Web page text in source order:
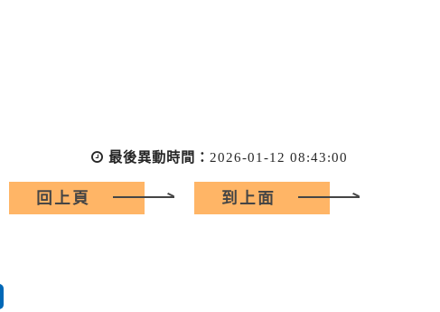
最後異動時間： 2026-01-12 08:43:00
回上頁 到上面